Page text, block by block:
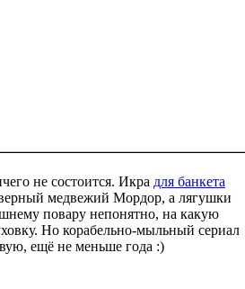
не состоится. Икра для банкета
медвежий Мордор, а лягушки
повару непонятно, на какую
Но корабельно-мыльный сериал
ещё не меньше года :)